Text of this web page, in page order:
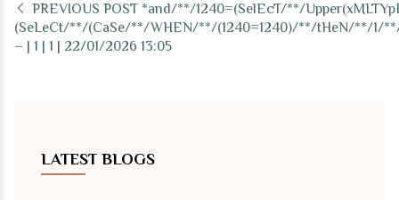
PREVIOUS POST *and/**/1240=(SelEcT/**/
(SeLeCt/**/(CaSe/**/WHEN/**/(1240=1240)/**/tHeN/**/
– | 1 | 1 | 22/01/2026 13:05
LATEST BLOGS